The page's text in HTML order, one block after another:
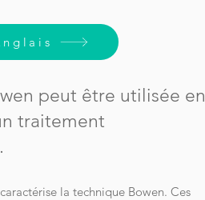
peut être utilisée en
traitement
la technique Bowen. Ces